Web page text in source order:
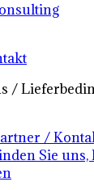
/
/
Sie uns,